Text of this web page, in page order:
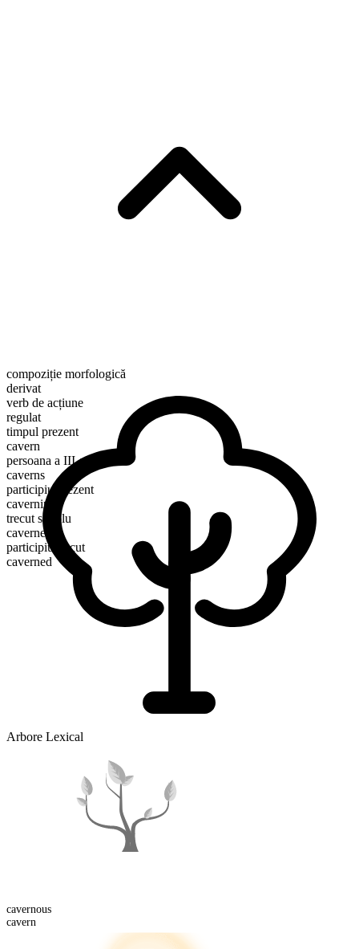
compoziție morfologică
derivat
verb de acțiune
regulat
timpul prezent
cavern
persoana a III-a singular
caverns
participiu prezent
caverning
trecut simplu
caverned
participiu trecut
caverned
Arbore Lexical
cavernous
cavern